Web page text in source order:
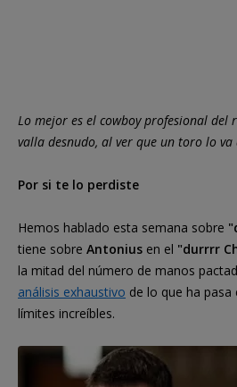
Lo mejor es el cowboy profesional del
valla desnudo, al ver que un toro lo va
Por si te lo perdiste
Hemos hablado esta semana sobre
tiene sobre Antonius en el "durrrr
la mitad del número de manos
análisis exhaustivo de lo que ha
límites increíbles.